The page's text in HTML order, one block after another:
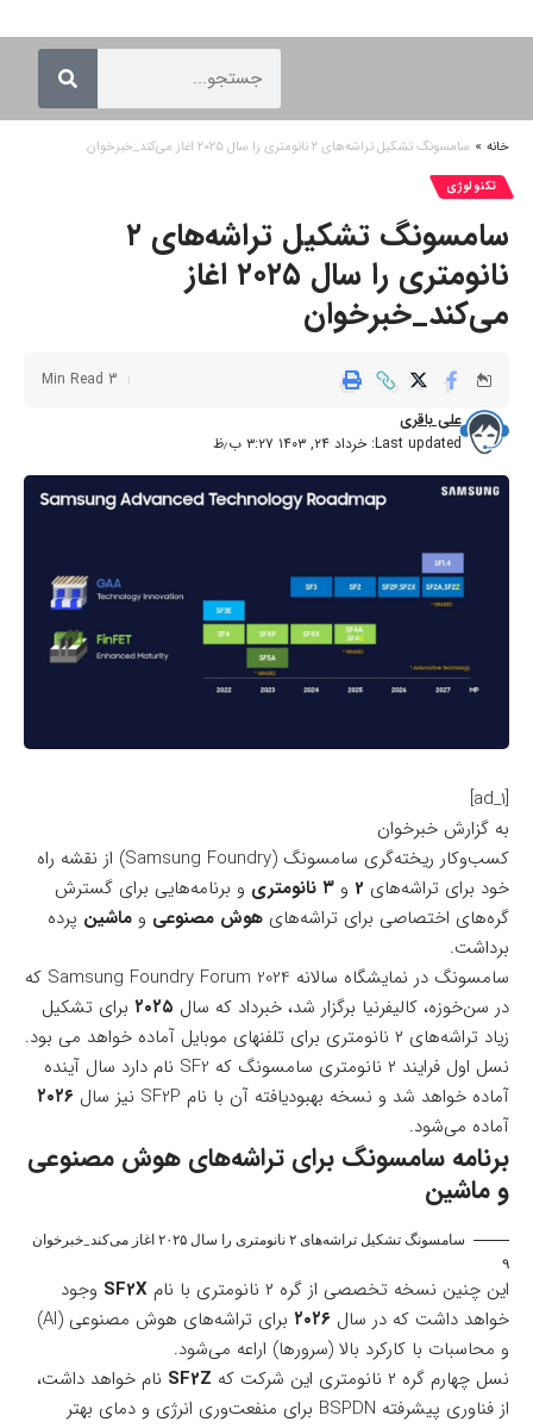
خانه » سامسونگ تشکیل تراشه‌های ۲ نانومتری را سال ۲۰۲۵ اغاز می‌کند_خبرخوان
تکنولوژی
سامسونگ تشکیل تراشه‌های ۲
نانومتری را سال ۲۰۲۵ اغاز
می‌کند_خبرخوان
Last updated: خرداد ۲۴, ۱۴۰۳ ۳:۲۷ ب٫ظ
علی باقری
3 Min Read
[ad_1]
به گزارش خبرخوان
کسب‌و‌کار ریخته‌گری سامسونگ (Samsung Foundry) از نقشه راه
خود برای تراشه‌های
و ۳ نانومتری و برنامه‌هایی برای گسترش
گره‌های اختصاصی برای تراشه‌های هوش مصنوعی و ماشین پرده
برداشت.
سامسونگ در نمایشگاه سالانه Samsung Foundry Forum 2024 که
در سن‌خوزه، کالیفرنیا برگزار شد، خبرداد که سال ۲۰۲۵ برای تشکیل
زیاد تراشه‌های ۲ نانومتری
برای تلفنهای موبایل آماده خواهد می بود.
نسل اول فرایند ۲ نانومتری سامسونگ که SF2 نام دارد سال آینده
آماده خواهد شد و نسخه بهبودیافته آن با نام SF2P نیز سال
۲۰۲۶
آماده می‌شود.
برنامه سامسونگ برای تراشه‌های هوش مصنوعی
و ماشین
سامسونگ تشکیل تراشه‌های ۲ نانومتری را سال ۲۰۲۵ اغاز می‌کند_خبرخوان
۹
این چنین نسخه تخصصی از گره ۲ نانومتری با نام SF2X وجود
خواهد داشت که در سال ۲۰۲۶
برای تراشه‌های هوش مصنوعی (AI)
و محاسبات با کارکرد بالا (سرورها) اراعه می‌شود.
نسل چهارم گره ۲ نانومتری این شرکت که
SF2Z نام خواهد داشت،
از فناوری پیشرفته BSPDN برای منفعت‌وری انرژی و دمای بهتر